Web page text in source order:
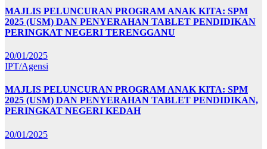
MAJLIS PELUNCURAN PROGRAM ANAK KITA: SPM
2025 (USM) DAN PENYERAHAN TABLET PENDIDIKAN
PERINGKAT NEGERI TERENGGANU
20/01/2025
IPT/Agensi
MAJLIS PELUNCURAN PROGRAM ANAK KITA: SPM
2025 (USM) DAN PENYERAHAN TABLET PENDIDIKAN,
PERINGKAT NEGERI KEDAH
20/01/2025